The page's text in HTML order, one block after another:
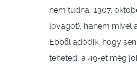
nem tudná, 1307.
lovagot), hanem mivel
Ebből adódik, hogy
teheted, a 49-et még